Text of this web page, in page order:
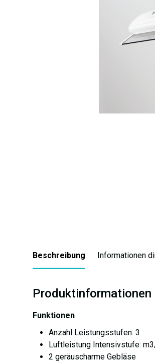
Beschreibung Informationen
Produktinformationen
Funktionen
Anzahl Leistungsstufen: 3
Luftleistung Intensivstufe:
2 geräuscharme Gebläse